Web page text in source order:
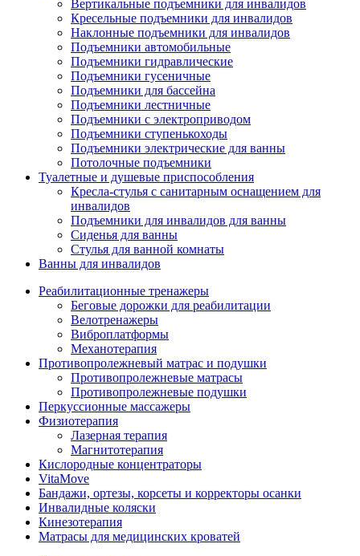
Вертикальные подъемники для инвалидов
Кресельные подъемники для инвалидов
Наклонные подъемники для инвалидов
Подъемники автомобильные
Подъемники гидравлические
Подъемники гусеничные
Подъемники для бассейна
Подъемники лестничные
Подъемники с электроприводом
Подъемники ступенькоходы
Подъемники электрические для ванны
Потолочные подъемники
Туалетные и душевые приспособления
Кресла-стулья с санитарным оснащением для
инвалидов
Подъемники для инвалидов для ванны
Сиденья для ванны
Стулья для ванной комнаты
Ванны для инвалидов
Реабилитационные тренажеры
Беговые дорожки для реабилитации
Велотренажеры
Виброплатформы
Механотерапия
Противопролежневый матрас и подушки
Противопролежневые матрасы
Противопролежневые подушки
Перкуссионные массажеры
Физиотерапия
Лазерная терапия
Магнитотерапия
Кислородные концентраторы
VitaMove
Бандажи, ортезы, корсеты и корректоры осанки
Инвалидные коляски
Кинезотерапия
Матрасы для медицинских кроватей